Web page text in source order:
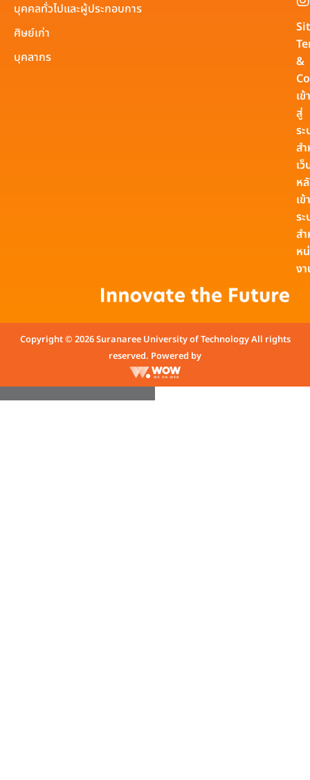
บุคคลทั่วไปและผู้ประกอบการ
ศิษย์เก่า
บุคลากร
&
เข้า
สู่
ร
ส
เ
ห
เข้
ร
ส
ห
ง
Copyright © 2026 Suranaree University of Technology All rights
reserved. Powered by